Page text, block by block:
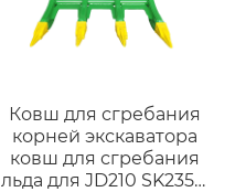
Ковш для сгребания
корней экскаватора
ковш для сгребания
льда для JD210 SK235sr